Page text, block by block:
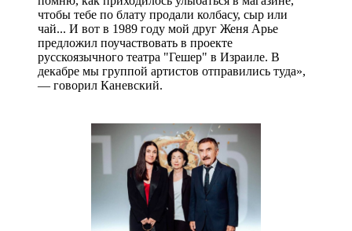
чтобы тебе по блату продали колбасу, сыр или
чай... И вот в 1989 году мой друг Женя Арье
предложил поучаствовать в проекте
русскоязычного театра "Гешер" в Израиле. В
декабре мы группой артистов отправились туда»,
— говорил Каневский.